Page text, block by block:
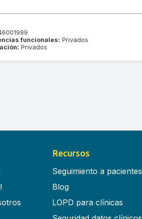
funcionales: Privados
Privados
Recursos
Seguimiento a pacientes
Blog
LOPD para clínicas